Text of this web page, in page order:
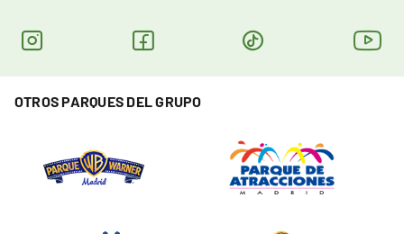
OTROS PARQUES DEL GRUPO